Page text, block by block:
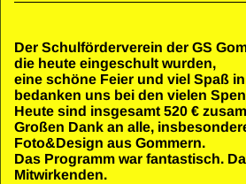
Der Schulförderverein der GS
die heute eingeschult wurden,
eine schöne Feier und viel Spaß
bedanken uns bei den vielen
Heute sind insgesamt 520 €
Großen Dank an alle,
Foto&Design aus Gommern.
Das Programm war fantastisch.
Mitwirkenden.